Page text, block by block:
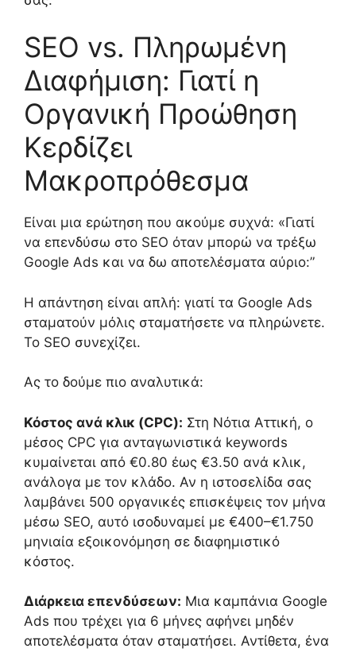
SEO vs. Πληρωμένη
Διαφήμιση: Γιατί η
Οργανική Προώθηση
Κερδίζει
Μακροπρόθεσμα
Είναι μια ερώτηση που ακούμε συχνά: «Γιατί
να επενδύσω στο SEO όταν μπορώ να τρέξω
Google Ads και να δω αποτελέσματα αύριο:”
Η απάντηση είναι απλή: γιατί τα Google Ads
σταματούν μόλις σταματήσετε να πληρώνετε.
Το SEO συνεχίζει.
Ας το δούμε πιο αναλυτικά:
Κόστος ανά κλικ (CPC): Στη Νότια Αττική, ο
μέσος CPC για ανταγωνιστικά keywords
κυμαίνεται από €0.80 έως €3.50 ανά κλικ,
ανάλογα με τον κλάδο. Αν η ιστοσελίδα σας
λαμβάνει 500 οργανικές επισκέψεις τον μήνα
μέσω SEO, αυτό ισοδυναμεί με €400–€1.750
μηνιαία εξοικονόμηση σε διαφημιστικό
κόστος.
Διάρκεια επενδύσεων: Μια καμπάνια Google
Ads που τρέχει για 6 μήνες αφήνει μηδέν
αποτελέσματα όταν σταματήσει. Αντίθετα, ένα